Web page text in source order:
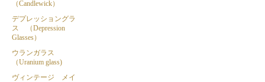
（Candlewick）
デプレッショングラ
ス （Depression
Glasses）
ウランガラス
（Uranium glass)
ヴィンテージ メイ